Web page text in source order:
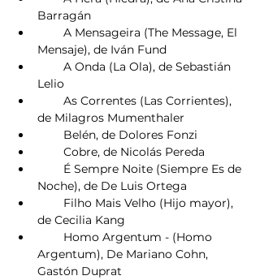
Barragán
A Mensageira (The Message, El
Mensaje), de Iván Fund
A Onda (La Ola), de Sebastián
Lelio
As Correntes (Las Corrientes),
de Milagros Mumenthaler
Belén, de Dolores Fonzi
Cobre, de Nicolás Pereda
É Sempre Noite (Siempre Es de
Noche), de De Luis Ortega
Filho Mais Velho (Hijo mayor),
de Cecilia Kang
Homo Argentum - (Homo
Argentum), De Mariano Cohn,
Gastón Duprat